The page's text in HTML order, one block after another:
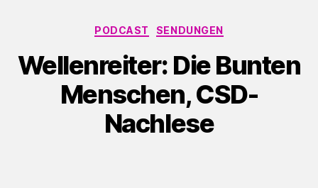
Kategorien
PODCAST SENDUNGEN
Wellenreiter: Die Bunten
Menschen, CSD-
Nachlese